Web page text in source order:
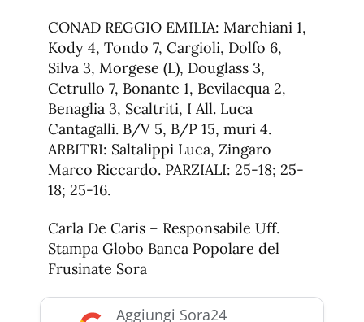
CONAD REGGIO EMILIA: Marchiani 1,
Kody 4, Tondo 7, Cargioli, Dolfo 6,
Silva 3, Morgese (L), Douglass 3,
Cetrullo 7, Bonante 1, Bevilacqua 2,
Benaglia 3, Scaltriti, I All. Luca
Cantagalli. B/V 5, B/P 15, muri 4.
ARBITRI: Saltalippi Luca, Zingaro
Marco Riccardo. PARZIALI: 25-18; 25-
18; 25-16.
Carla De Caris – Responsabile Uff.
Stampa Globo Banca Popolare del
Frusinate Sora
Aggiungi Sora24